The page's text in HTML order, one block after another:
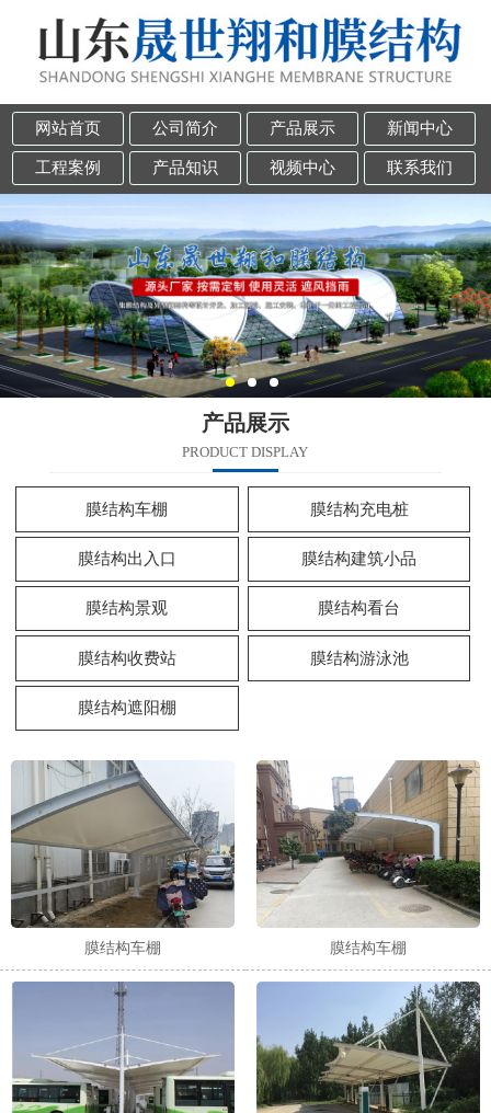
网站首页 公司简介 产品展示 新闻中心
工程案例 产品知识 视频中心 联系我们
产品展示
PRODUCT DISPLAY
膜结构车棚 膜结构充电桩
膜结构出入口 膜结构建筑小品
膜结构景观 膜结构看台
膜结构收费站 膜结构游泳池
膜结构遮阳棚
膜结构车棚 膜结构车棚